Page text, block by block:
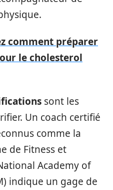
comment préparer
le cholesterol
sont les
Un coach certifié
comme la
de Fitness et
Academy of
indique un gage de